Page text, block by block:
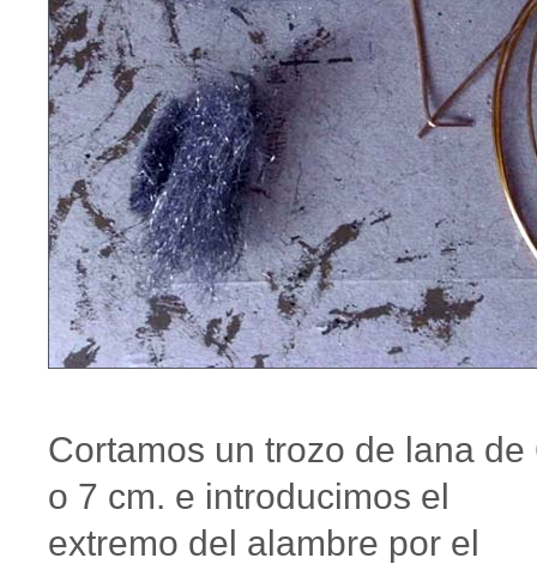
Cortamos un trozo de lana de
o 7 cm. e introducimos el
extremo del alambre por el